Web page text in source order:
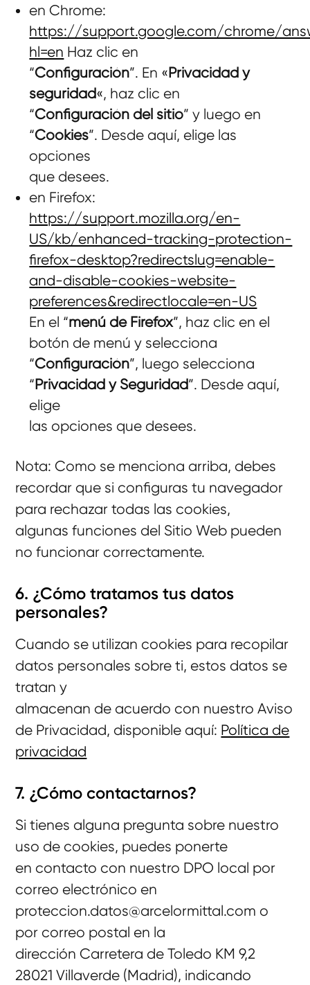
en Chrome:
https://support.google.com/chrome/
hl=en Haz clic en
“Configuración”. En «Privacidad y
seguridad«, haz clic en
“Configuración del sitio” y luego en
“Cookies”. Desde aquí, elige las
opciones
que desees.
en Firefox:
https://support.mozilla.org/en-
US/kb/enhanced-tracking-protection-
firefox-desktop?redirectslug=enable-
and-disable-cookies-website-
preferences&redirectlocale=en-US
En el “menú de Firefox”, haz clic en el
botón de menú y selecciona
“Configuración”, luego selecciona
“Privacidad y Seguridad”. Desde aquí,
elige
las opciones que desees.
Nota: Como se menciona arriba, debes
recordar que si configuras tu navegador
para rechazar todas las cookies,
algunas funciones del Sitio Web pueden
no funcionar correctamente.
6. ¿Cómo tratamos tus datos
personales?
Cuando se utilizan cookies para recopilar
datos personales sobre ti, estos datos se
tratan y
almacenan de acuerdo con nuestro Aviso
de Privacidad, disponible aquí: Política de
privacidad
7. ¿Cómo contactarnos?
Si tienes alguna pregunta sobre nuestro
uso de cookies, puedes ponerte
en contacto con nuestro DPO local por
correo electrónico en
proteccion.datos@arcelormittal.com o
por correo postal en la
dirección Carretera de Toledo KM 9,2
28021 Villaverde (Madrid), indicando